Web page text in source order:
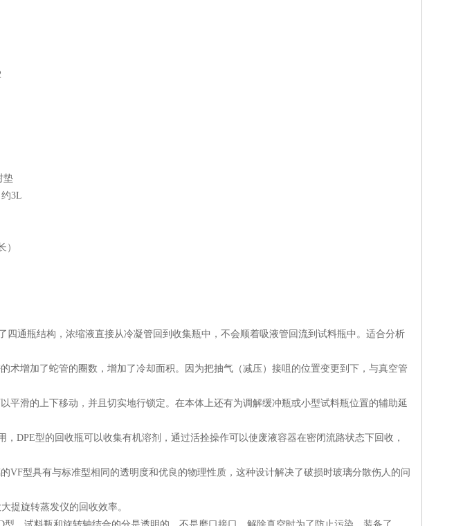
垫
3L
）
通瓶结构，浓缩液直接从冷凝管回到收集瓶中，不会顺着吸液管回流到试料瓶中。适合分析
术增加了蛇管的圈数，增加了冷却面积。因为把抽气（减压）接咀的位置变更到下，与真空管
平滑的上下移动，并且切实地行锁定。在本体上还有为调解缓冲瓶或小型试料瓶位置的辅助延
，DPE型的回收瓶可以收集有机溶剂，通过活拴操作可以使废液容器在密闭流路状态下回收，
VF型具有与标准型相同的透明度和优良的物理性质，这种设计解决了破损时玻璃分散伤人的问
提旋转蒸发仪的回收效率。